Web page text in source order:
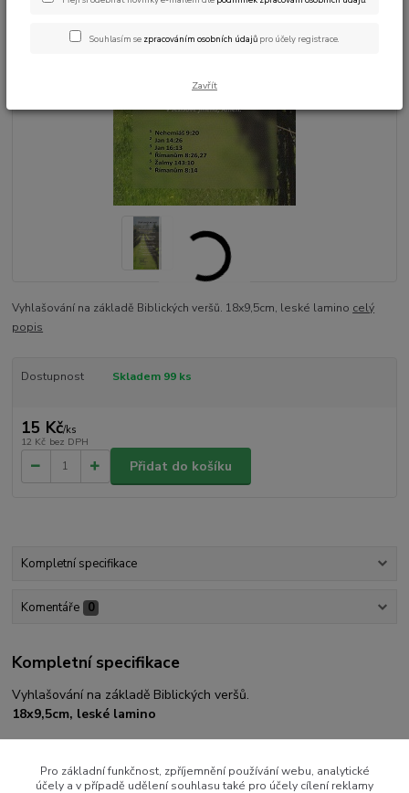
Vyhlašování na základě Biblických veršů. 18x9,5cm, leské lamino celý
popis
Dostupnost Skladem 99 ks
15 Kč/ks
12 Kč bez DPH
Přidat do košíku
Kompletní specifikace
Komentáře 0
Kompletní specifikace
Vyhlašování na základě Biblických veršů.
18x9,5cm, leské lamino
Souhlasím se zpracováním osobních údajů pro účely registrace.
Zavřít
Pro základní funkčnost, zpříjemnění používání webu, analytické
účely a v případě udělení souhlasu také pro účely cílení reklamy